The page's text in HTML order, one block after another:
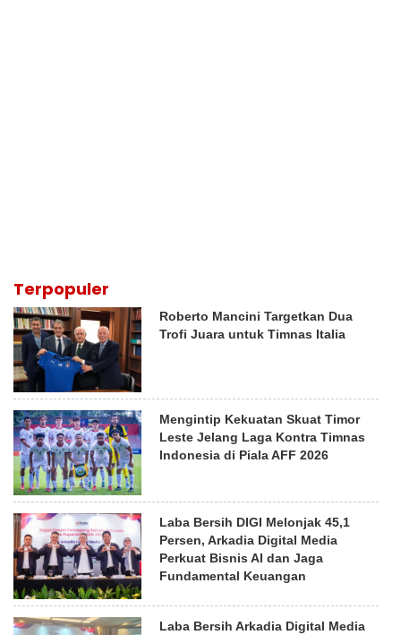
Terpopuler
Roberto Mancini Targetkan Dua
Trofi Juara untuk Timnas Italia
Mengintip Kekuatan Skuat Timor
Leste Jelang Laga Kontra Timnas
Indonesia di Piala AFF 2026
Laba Bersih DIGI Melonjak 45,1
Persen, Arkadia Digital Media
Perkuat Bisnis AI dan Jaga
Fundamental Keuangan
Laba Bersih Arkadia Digital Media